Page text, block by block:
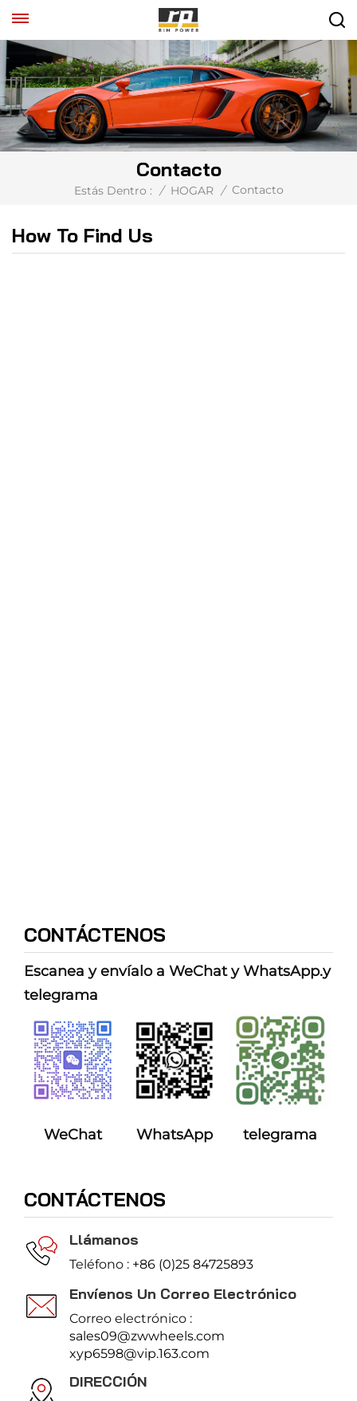
Contacto
Estás Dentro : / HOGAR / Contacto
How To Find Us
CONTÁCTENOS
Escanea y envíalo a WeChat y WhatsApp.y
telegrama
WeChat WhatsApp telegrama
CONTÁCTENOS
Llámanos
Teléfono : +86 (0)25 84725893
Envíenos Un Correo Electrónico
Correo electrónico :
sales09@zwwheels.com
xyp6598@vip.163.com
DIRECCIÓN